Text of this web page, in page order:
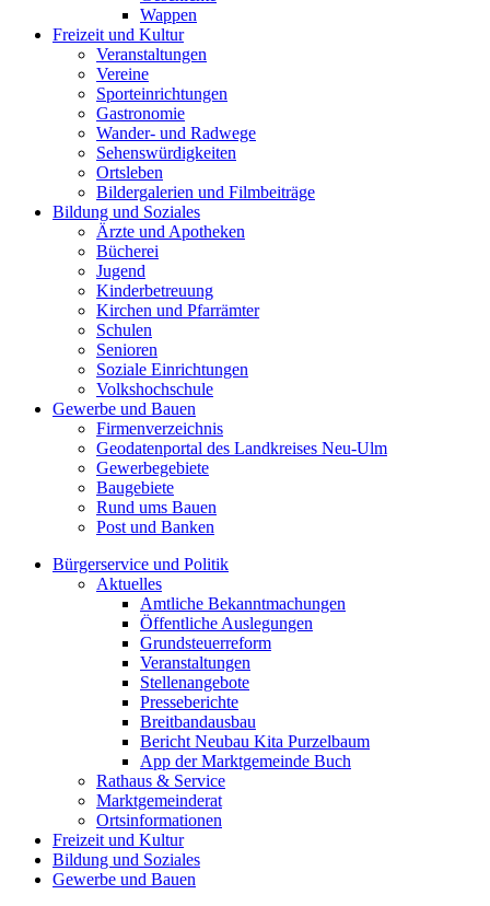
Wappen
Freizeit und Kultur
Veranstaltungen
Vereine
Sporteinrichtungen
Gastronomie
Wander- und Radwege
Sehenswürdigkeiten
Ortsleben
Bildergalerien und Filmbeiträge
Bildung und Soziales
Ärzte und Apotheken
Bücherei
Jugend
Kinderbetreuung
Kirchen und Pfarrämter
Schulen
Senioren
Soziale Einrichtungen
Volkshochschule
Gewerbe und Bauen
Firmenverzeichnis
Geodatenportal des Landkreises Neu-Ulm
Gewerbegebiete
Baugebiete
Rund ums Bauen
Post und Banken
Bürgerservice und Politik
Aktuelles
Amtliche Bekanntmachungen
Öffentliche Auslegungen
Grundsteuerreform
Veranstaltungen
Stellenangebote
Presseberichte
Breitbandausbau
Bericht Neubau Kita Purzelbaum
App der Marktgemeinde Buch
Rathaus & Service
Marktgemeinderat
Ortsinformationen
Freizeit und Kultur
Bildung und Soziales
Gewerbe und Bauen